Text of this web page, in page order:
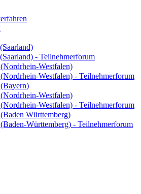
- Teilnehmerforum
Westfalen)
Westfalen) - Teilnehmerforum
Westfalen)
Westfalen) - Teilnehmerforum
Württemberg)
Württemberg) - Teilnehmerforum